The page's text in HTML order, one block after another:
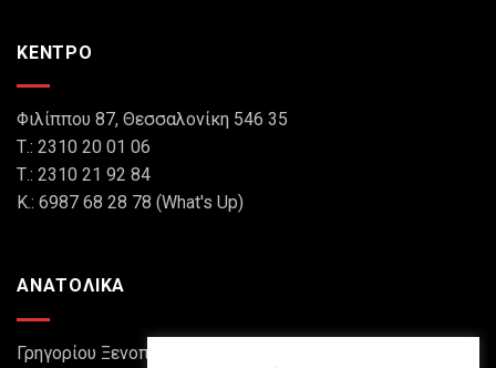
ΚΕΝΤΡΟ
Φιλίππου 87, Θεσσαλονίκη 546 35
Τ.: 2310 20 01 06
Τ.: 2310 21 92 84
Κ.: 6987 68 28 78 (What's Up)
ΑΝΑΤΟΛΙΚΑ
Γρηγορίου Ξενοπούλου 8, Θεσσαλονίκη 546 45